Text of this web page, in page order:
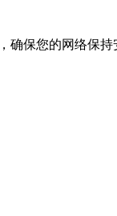
保您的网络保持